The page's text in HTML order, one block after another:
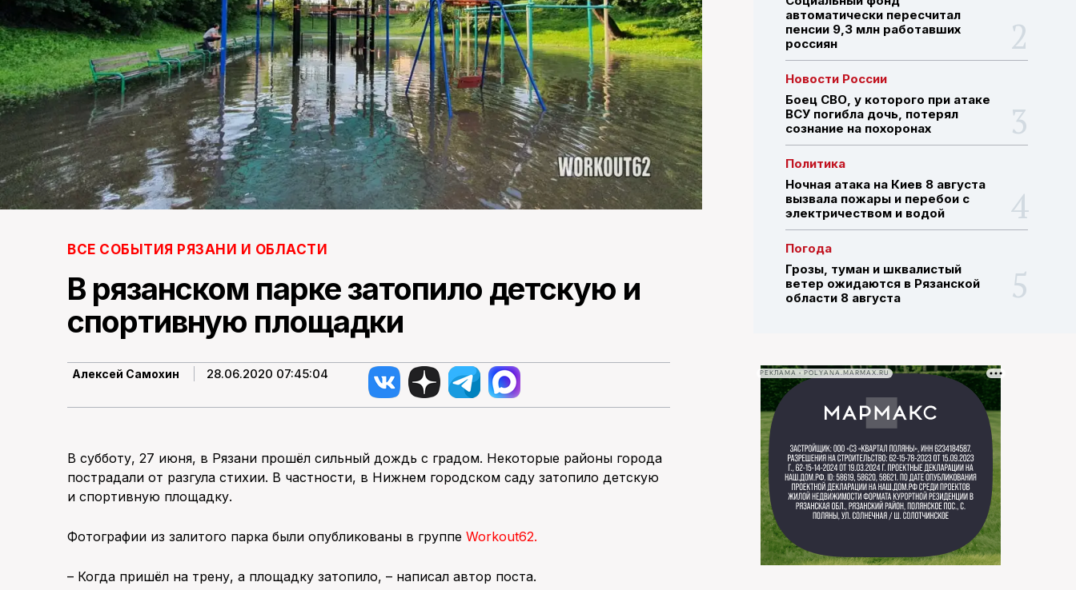
ПОИСК ПО САЙТУ
ВСЕ СОБЫТИЯ РЯЗАНИ И ОБЛАСТИ
В рязанском парке затопило детскую и
спортивную площадки
Алексей Самохин 28.06.2020 07:45:04
В субботу, 27 июня, в Рязани прошёл сильный дождь с градом. Некоторые районы города
пострадали от разгула стихии. В частности, в Нижнем городском саду затопило детскую
и спортивную площадку.
Фотографии из залитого парка были опубликованы в группе Workout62.
– Когда пришёл на трену, а площадку затопило, – написал автор поста.
автоматически пересчитал
пенсии 9,3 млн работавших
россиян
Новости России
Боец СВО, у которого при атаке
ВСУ погибла дочь, потерял
сознание на похоронах
Политика
Ночная атака на Киев 8 августа
вызвала пожары и перебои с
электричеством и водой
Погода
Грозы, туман и шквалистый
ветер ожидаются в Рязанской
области 8 августа
РЕКЛАМА • POLYANA.MARMAX.RU